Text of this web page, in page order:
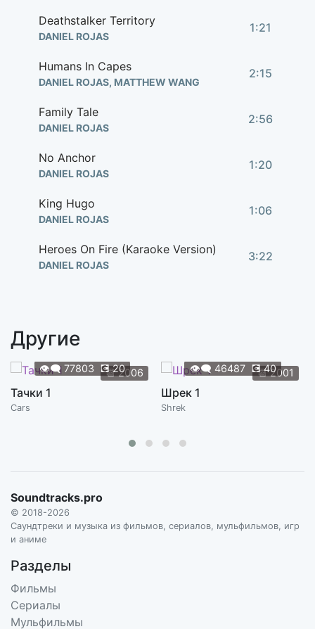
Deathstalker Territory
DANIEL ROJAS
1:21
Humans In Capes
DANIEL ROJAS, MATTHEW WANG
2:15
Family Tale
DANIEL ROJAS
2:56
No Anchor
DANIEL ROJAS
1:20
King Hugo
DANIEL ROJAS
1:06
Heroes On Fire (Karaoke Version)
DANIEL ROJAS
3:22
Другие
📆2006
👁️‍🗨️ 77803 💽20
Тачки 1
Cars
📆2001
👁️‍🗨️ 46487 💽40
Шрек 1
Shrek
Soundtracks.pro
© 2018-2026
Саундтреки и музыка из фильмов, сериалов, мульфильмов, игр
и аниме
Разделы
Фильмы
Сериалы
Мульфильмы